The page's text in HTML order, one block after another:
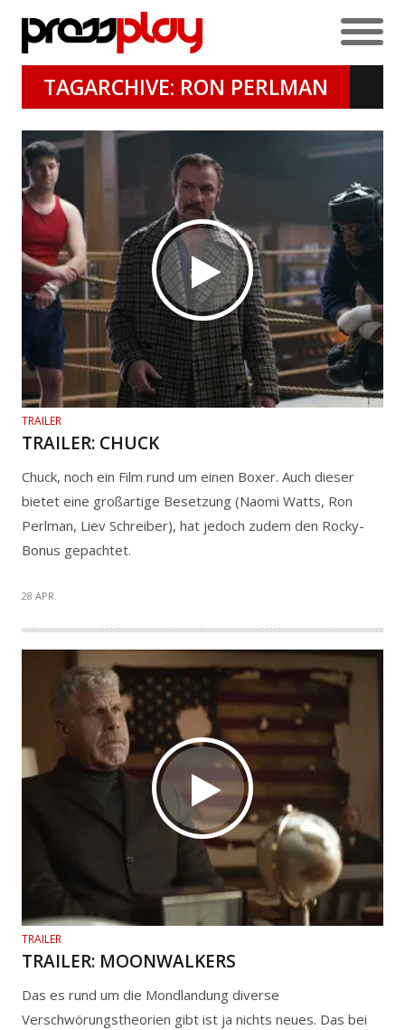
TAGARCHIVE: RON PERLMAN
TRAILER
TRAILER: CHUCK
Chuck, noch ein Film rund um einen Boxer. Auch dieser
bietet eine großartige Besetzung (Naomi Watts, Ron
Perlman, Liev Schreiber), hat jedoch zudem den Rocky-
Bonus gepachtet.
28 APR.
TRAILER
TRAILER: MOONWALKERS
Das es rund um die Mondlandung diverse
Verschwörungstheorien gibt ist ja nichts neues. Das bei